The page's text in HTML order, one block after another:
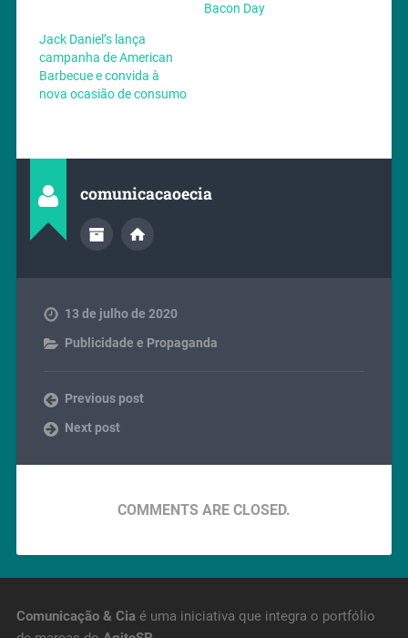
Bacon Day
Jack Daniel’s lança
campanha de American
Barbecue e convida à
nova ocasião de consumo
comunicacaoecia
13 de julho de 2020
Publicidade e Propaganda
Previous post
Next post
COMMENTS ARE CLOSED.
Comunicação & Ciaé uma iniciativa que integra o portfólio